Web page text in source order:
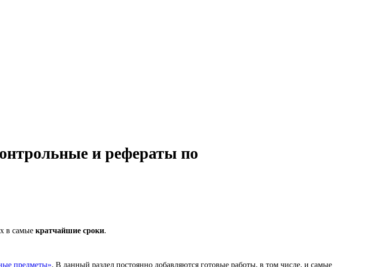
и рефераты по
в самые кратчайшие сроки.
предметы». В данный раздел постоянно добавляются готовые работы, в том числе, и самые